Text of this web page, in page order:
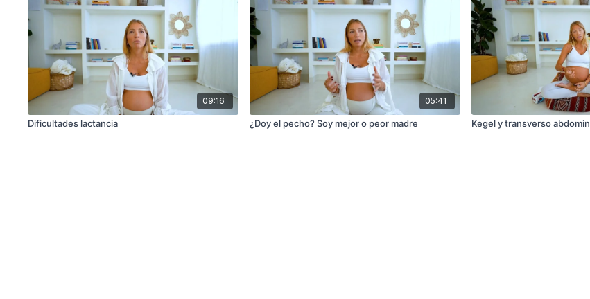
09:16
Dificultades lactancia
05:41
¿Doy el pecho? Soy mejor o peor madre Kegel y transverso